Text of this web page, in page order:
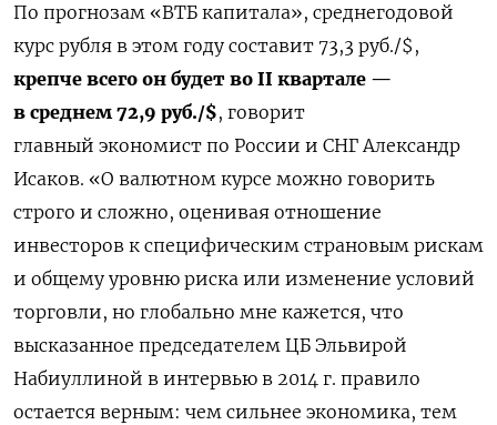
По прогнозам «ВТБ капитала», среднегодовой
курс рубля в этом году составит 73,3 руб./$,
крепче всего он будет во II квартале —
в среднем 72,9 руб./$, говорит
главный экономист по России и СНГ Александр
Исаков. «О валютном курсе можно говорить
строго и сложно, оценивая отношение
инвесторов к специфическим страновым рискам
и общему уровню риска или изменение условий
торговли, но глобально мне кажется, что
высказанное председателем ЦБ Эльвирой
Набиуллиной в интервью в 2014 г. правило
остается верным: чем сильнее экономика, тем